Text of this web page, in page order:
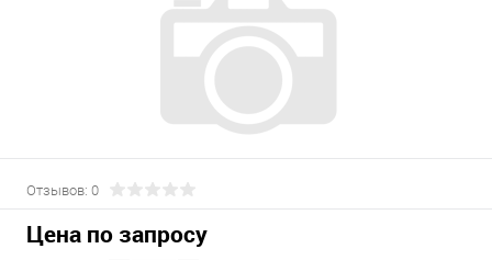
Отзывов: 0
Цена по запросу